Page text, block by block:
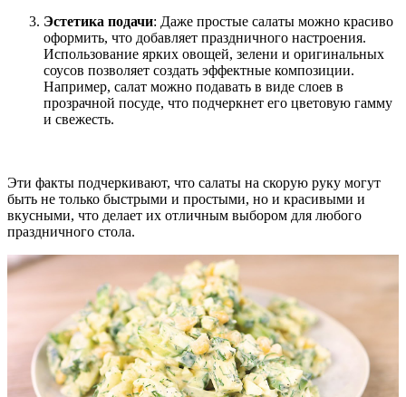
Эстетика подачи: Даже простые салаты можно красиво
оформить, что добавляет праздничного настроения.
Использование ярких овощей, зелени и оригинальных
соусов позволяет создать эффектные композиции.
Например, салат можно подавать в виде слоев в
прозрачной посуде, что подчеркнет его цветовую гамму
и свежесть.
Эти факты подчеркивают, что салаты на скорую руку могут
быть не только быстрыми и простыми, но и красивыми и
вкусными, что делает их отличным выбором для любого
праздничного стола.